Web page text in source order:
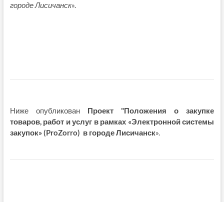
городе Лисичанск».
Ниже опубликован Проект "Положения о закупке
товаров, работ и услуг в рамках «Электронной системы
закупок» (ProZorro) в городе Лисичанск».